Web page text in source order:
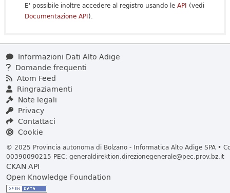
E' possibile inoltre accedere al registro usando le API (vedi
Documentazione API).
Informazioni Dati Alto Adige
Domande frequenti
Atom Feed
Ringraziamenti
Note legali
Privacy
Contattaci
Cookie
© 2025 Provincia autonoma di Bolzano - Informatica Alto Adige SPA •
00390090215 PEC: generaldirektion.direzionegenerale@pec.prov.bz.it
CKAN API
Open Knowledge Foundation